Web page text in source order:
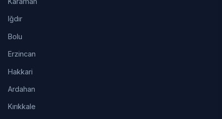
Iğdır
Bolu
Erzincan
Hakkari
Ardahan
Kırıkkale